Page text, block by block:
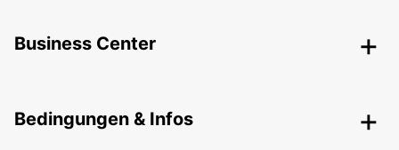
Business Center
Bedingungen & Infos